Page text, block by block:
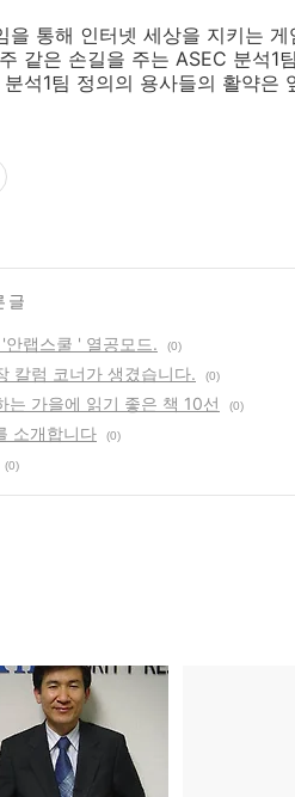
을 통해 인터넷 세상을 지키는
같은 손길을 주는 ASEC 분석1
석1팀 정의의 용사들의 활약은
글
랩스쿨 ' 열공모드. (0)
칼럼 코너가 생겼습니다. (0)
는 가을에 읽기 좋은 책 10선 (0)
소개합니다 (0)
(0)